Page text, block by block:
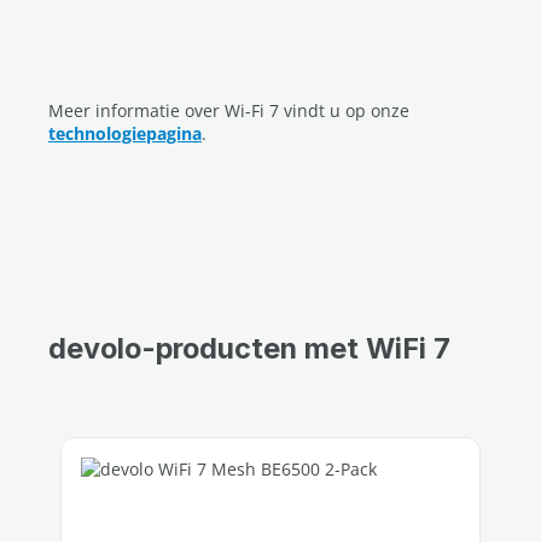
Meer informatie over Wi-Fi 7 vindt u op onze
technologiepagina.
devolo-producten met WiFi 7
Productgalerij overslaan